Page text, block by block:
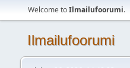
Welcome toIlmailufoorumi.
Ilmailufoorumi